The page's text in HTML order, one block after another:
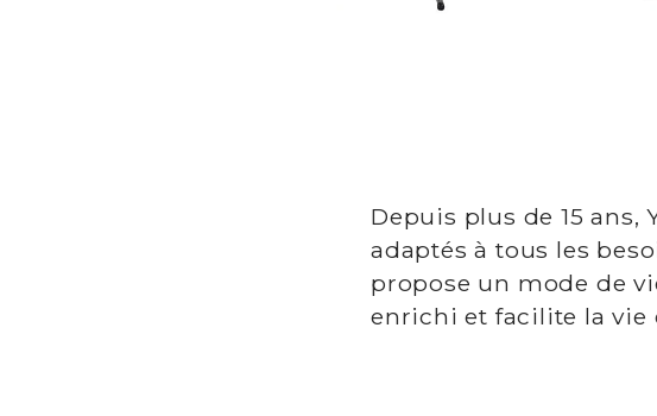
Depuis plus de 15
adaptés à tous les
propose un mode de
enrichi et facilite la vie